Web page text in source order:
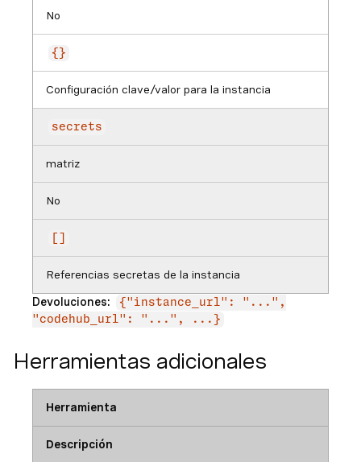
No
{}
Configuración clave/valor para la instancia
secrets
matriz
No
Referencias secretas de la instancia
Devoluciones:
{"instance_url": "...",
"codehub_url": "...", ...}
Herramientas adicionales
Herramienta
Descripción